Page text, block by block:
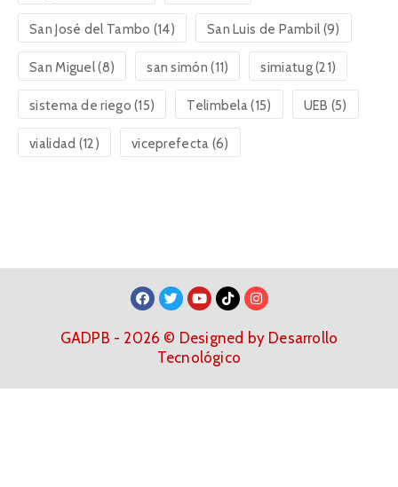
San José del Tambo (14) San Luis de Pambil(9)
San Miguel(8) san simón (11) simiatug(21)
sistema de riego (15) Telimbela(15) UEB (5)
vialidad (12) viceprefecta (6)
GADPB - 2026 © Designed by Desarrollo
Tecnológico